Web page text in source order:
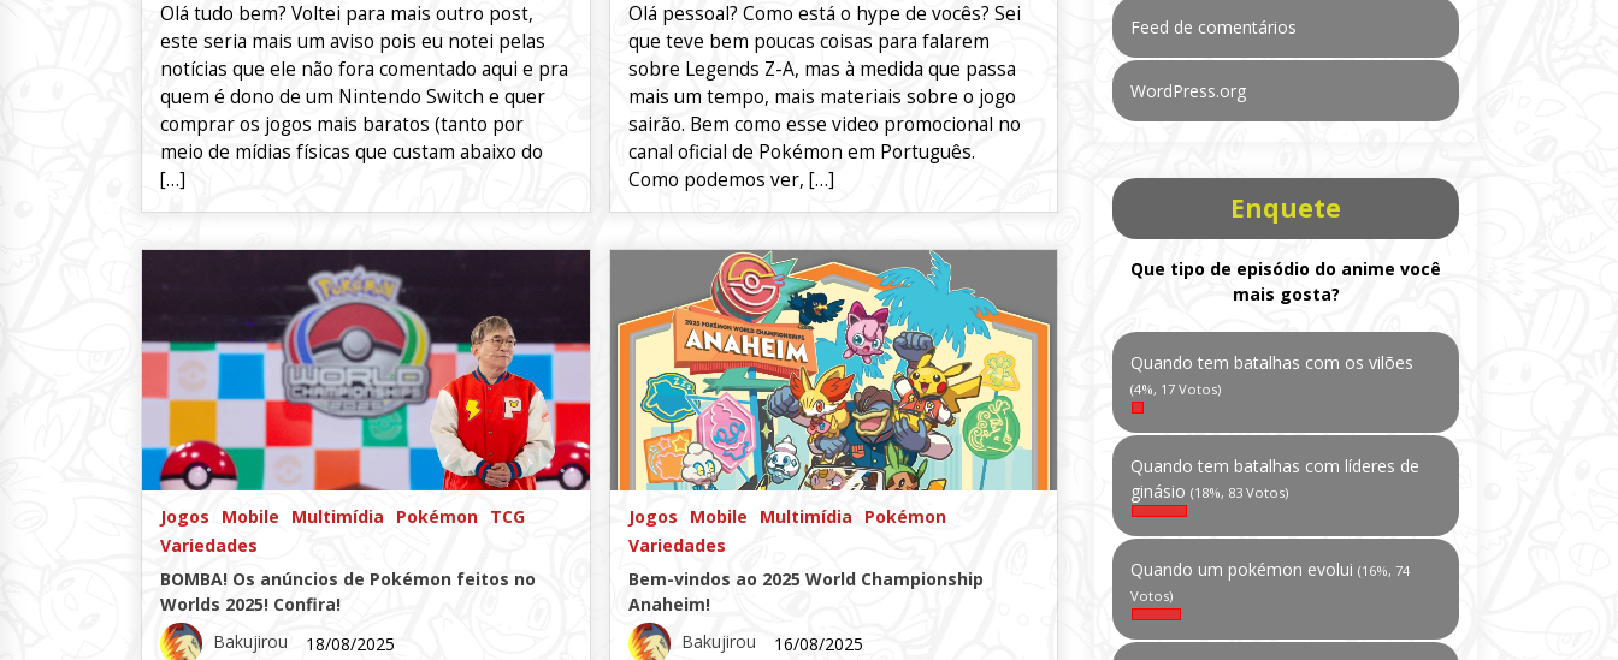
Olá tudo bem? Voltei para mais outro post,
este seria mais um aviso pois eu notei pelas
notícias que ele não fora comentado aqui e pra
quem é dono de um Nintendo Switch e quer
comprar os jogos mais baratos (tanto por
meio de mídias físicas que custam abaixo do
[…]
Olá pessoal? Como está o hype de vocês? Sei
que teve bem poucas coisas para falarem
sobre Legends Z-A, mas à medida que passa
mais um tempo, mais materiais sobre o jogo
sairão. Bem como esse video promocional no
canal oficial de Pokémon em Português.
Como podemos ver, […]
Jogos Mobile Multimídia Pokémon TCG
Variedades
BOMBA! Os anúncios de Pokémon feitos no
Worlds 2025! Confira!
Bakujirou
18/08/2025
Jogos Mobile Multimídia
Pokémon
Variedades
Bem-vindos ao 2025 World Championship
Anaheim!
Bakujirou
16/08/2025
Feed de comentários
WordPress.org
Enquete
Que tipo de episódio do anime você
mais gosta?
Quando tem batalhas com os vilões
(4%, 17 Votos)
Quando tem batalhas com líderes de
ginásio (18%, 83 Votos)
Quando um pokémon evolui (16%, 74
Votos)